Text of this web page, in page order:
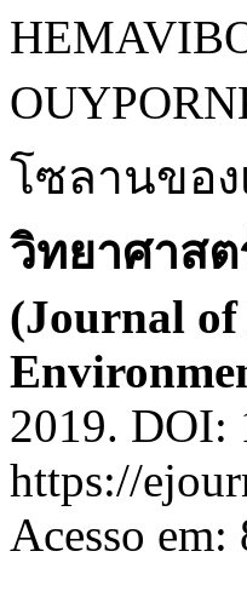
โซลานขอ
วิทยาศาสต
(Journal of
2019. DOI:
https://
Acesso em: